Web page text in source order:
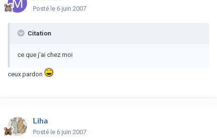
Posté le 6 juin 2007
Citation
ce que j'ai chez moi
ceux pardon
Liha
Posté le 6 juin 2007